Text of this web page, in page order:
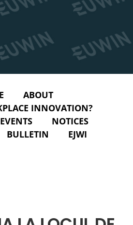
ABOUT
INNOVATION?
EVENTS
NOTICES
BULLETIN EJWI